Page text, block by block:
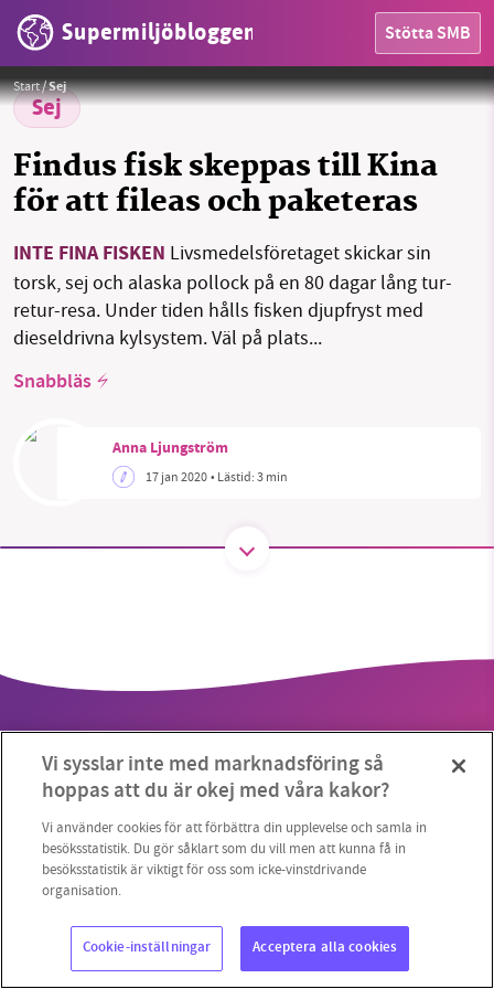
Supermiljöbloggen Stötta SMB
OMRÅDEN
MILJÖFAKTA
OM OSS
Sök Sparade inlägg Tipsa oss
Start/Sej
Sej
Findus fisk skeppas till Kina
för att fileas och paketeras
INTE FINA FISKEN Livsmedelsföretaget skickar sin
torsk, sej och alaska pollock på en 80 dagar lång tur-
retur-resa. Under tiden hålls fisken djupfryst med
dieseldrivna kylsystem. Väl på plats...
Snabbläs
Anna Ljungström
17 jan 2020• Lästid:3 min
Foto:ElasticComputeFarm
Copyright 2023 © Supermiljöbloggen Cookieinställningar
nyhetsbevakning och granskningar. Nu vill vi
utveckla vårt arbete – och vi hoppas att du
vill hjälpa oss.
Stötta vårt arbete genom att swisha en slant till
1231368703
Läs vad vi vill göra
Vi sysslar inte med marknadsföring så
hoppas att du är okej med våra kakor?
Vi använder cookies för att förbättra din upplevelse och samla in
besöksstatistik. Du gör såklart som du vill men att kunna få in
besöksstatistik är viktigt för oss som icke-vinstdrivande
organisation.
Cookie-inställningar Acceptera alla cookies